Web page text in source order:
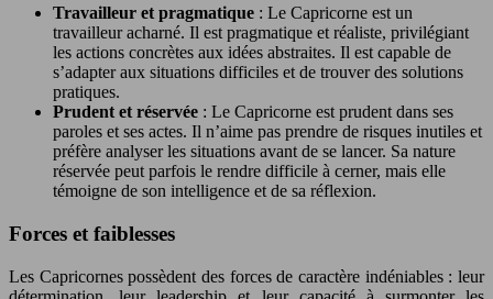
Travailleur et pragmatique : Le Capricorne est un
travailleur acharné. Il est pragmatique et réaliste, privilégiant
les actions concrètes aux idées abstraites. Il est capable de
s’adapter aux situations difficiles et de trouver des solutions
pratiques.
Prudent et réservée : Le Capricorne est prudent dans ses
paroles et ses actes. Il n’aime pas prendre de risques inutiles et
préfère analyser les situations avant de se lancer. Sa nature
réservée peut parfois le rendre difficile à cerner, mais elle
témoigne de son intelligence et de sa réflexion.
Forces et faiblesses
Les Capricornes possèdent des forces de caractère indéniables : leur